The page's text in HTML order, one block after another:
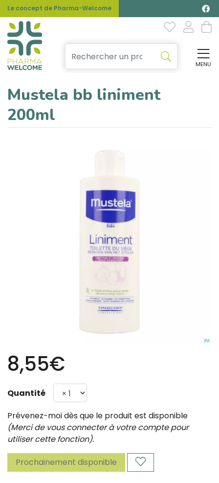
Le concept de Pharma-Welcome
MENU
Mustela bb liniment
200ml
8,55€
Quantité
Prévenez-moi dès que le produit est disponible
(Merci de vous connecter à votre compte pour
utiliser cette fonction).
Prochainement disponible